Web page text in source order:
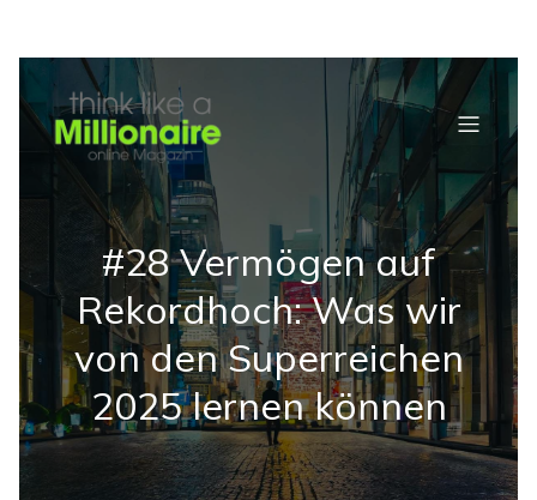
#28 Vermögen auf
Rekordhoch: Was wir
von den Superreichen
2025 lernen können